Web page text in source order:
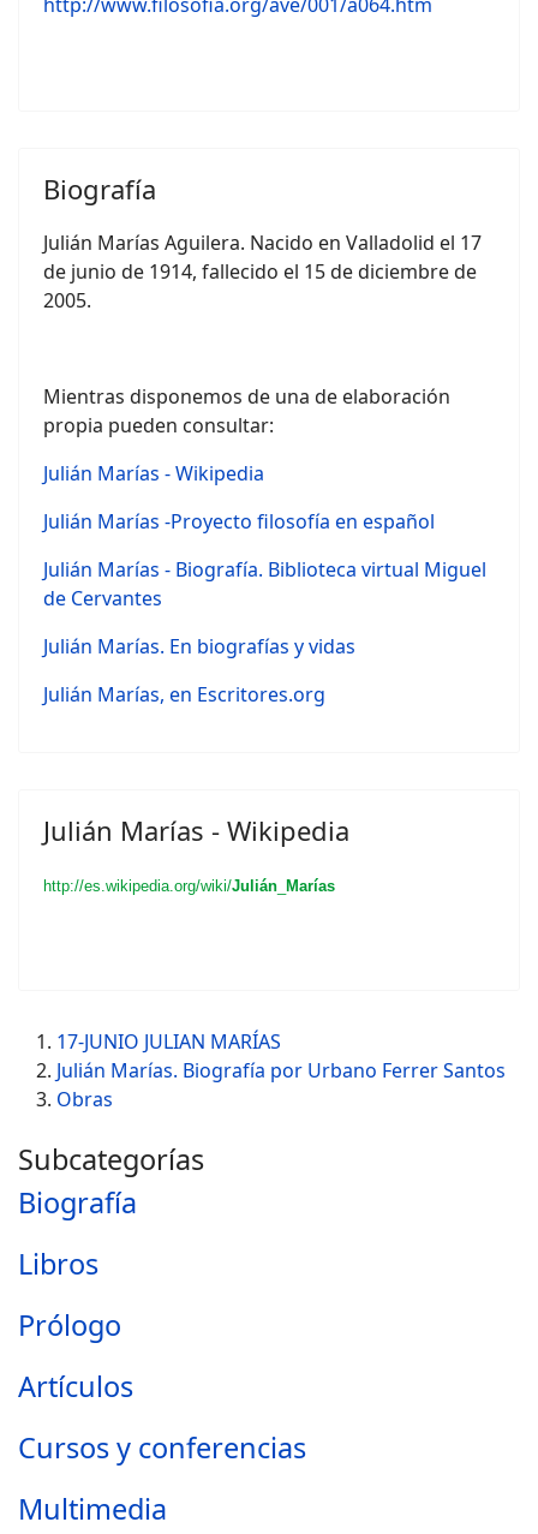
Biografía
Julián Marías Aguilera. Nacido en Valladolid el 17
de junio de 1914, fallecido el 15 de diciembre de
2005.
Mientras disponemos de una de elaboración
propia pueden consultar:
Julián Marías - Wikipedia
Julián Marías -Proyecto filosofía en español
Julián Marías - Biografía. Biblioteca virtual Miguel
de Cervantes
Julián Marías. En biografías y vidas
Julián Marías, en Escritores.org
Julián Marías - Wikipedia
http://es.wikipedia.org/wiki/Julián Marías
17-JUNIO JULIAN MARÍAS
Julián Marías. Biografía por Urbano Ferrer Santos
Obras
Subcategorías
Biografía
Libros
Prólogo
Artículos
Cursos y conferencias
Multimedia